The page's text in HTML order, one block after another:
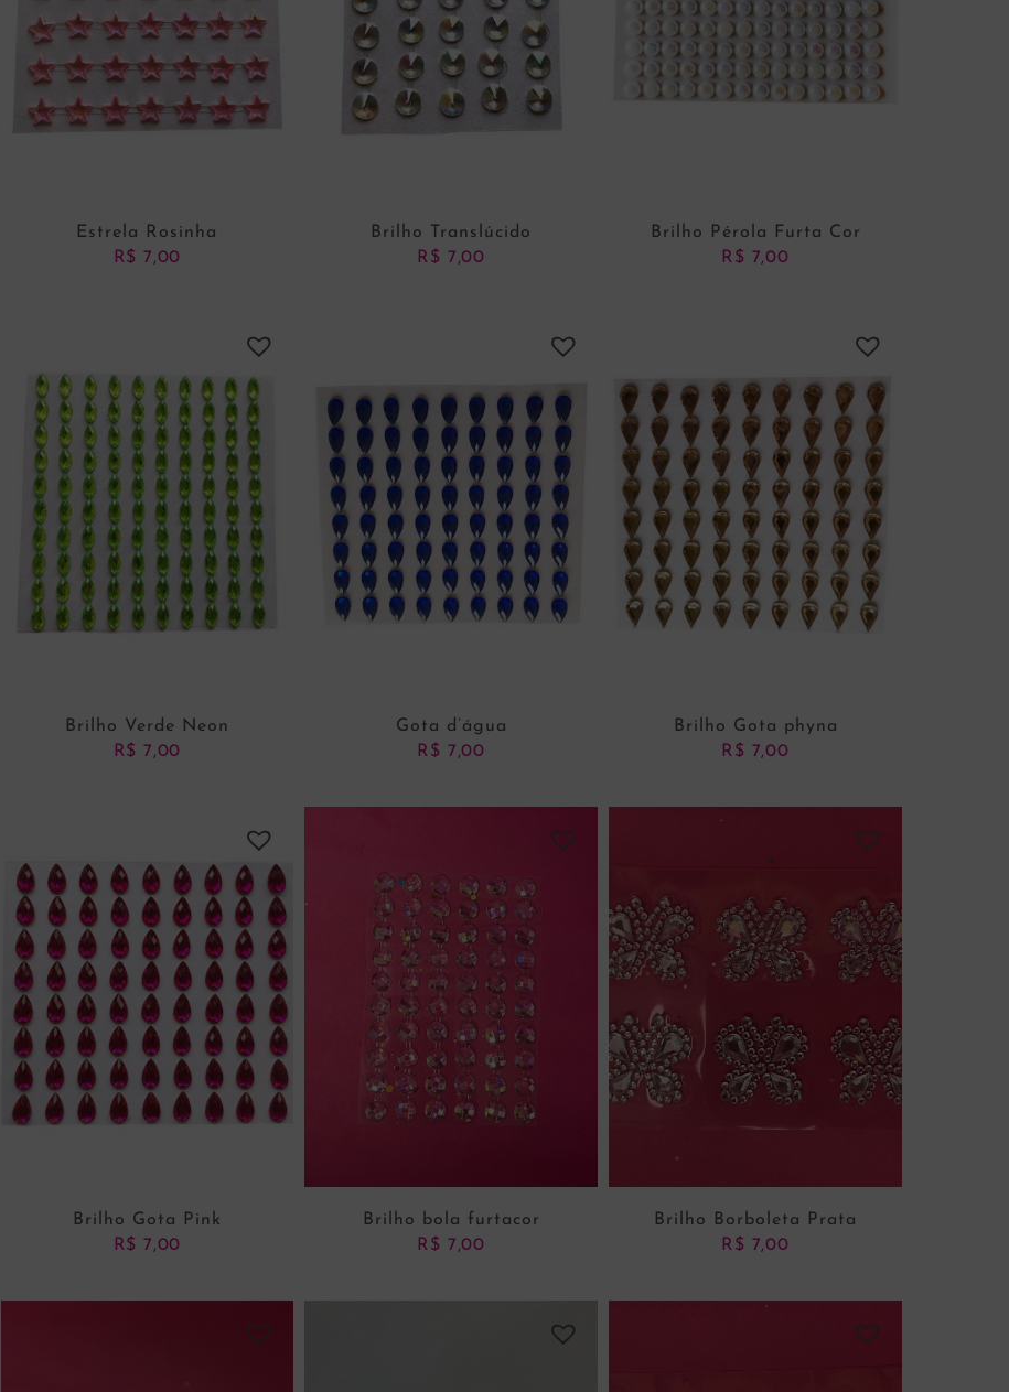
ADICIONAR AO CARRINHO
Estrela Rosinha
R$ 7,00
ADICIONAR AO CARRINHO
Brilho Translúcido
R$ 7,00
ADICIONAR AO CARRINHO
Brilho Pérola Furta Cor
R$ 7,00
ADICIONAR AO CARRINHO
Brilho Verde Neon
R$ 7,00
ADICIONAR AO CARRINHO
Gota d’água
R$ 7,00
Brilho Gota phyna
R$ 7,00
Brilho Gota Pink
R$ 7,00
Brilho bola furtacor
R$ 7,00
Brilho Borboleta Prata
R$ 7,00